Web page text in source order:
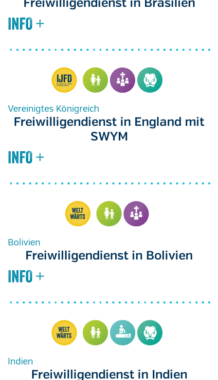
Freiwilligendienst in Brasilien
Vereinigtes Königreich
Freiwilligendienst in England mit
SWYM
Bolivien
Freiwilligendienst in Bolivien
Indien
Freiwilligendienst in Indien